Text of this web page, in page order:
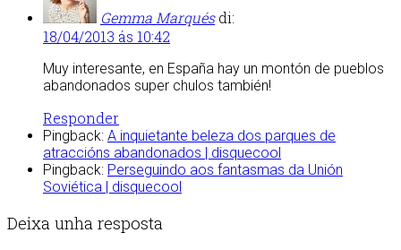
Gemma Marqués di:
18/04/2013 ás 10:42
Muy interesante, en España hay un montón de pueblos
abandonados super chulos también!
Responder
Pingback: A inquietante beleza dos parques de
atraccións abandonados | disquecool
Pingback: Perseguindo aos fantasmas da Unión
Soviética | disquecool
Deixa unha resposta